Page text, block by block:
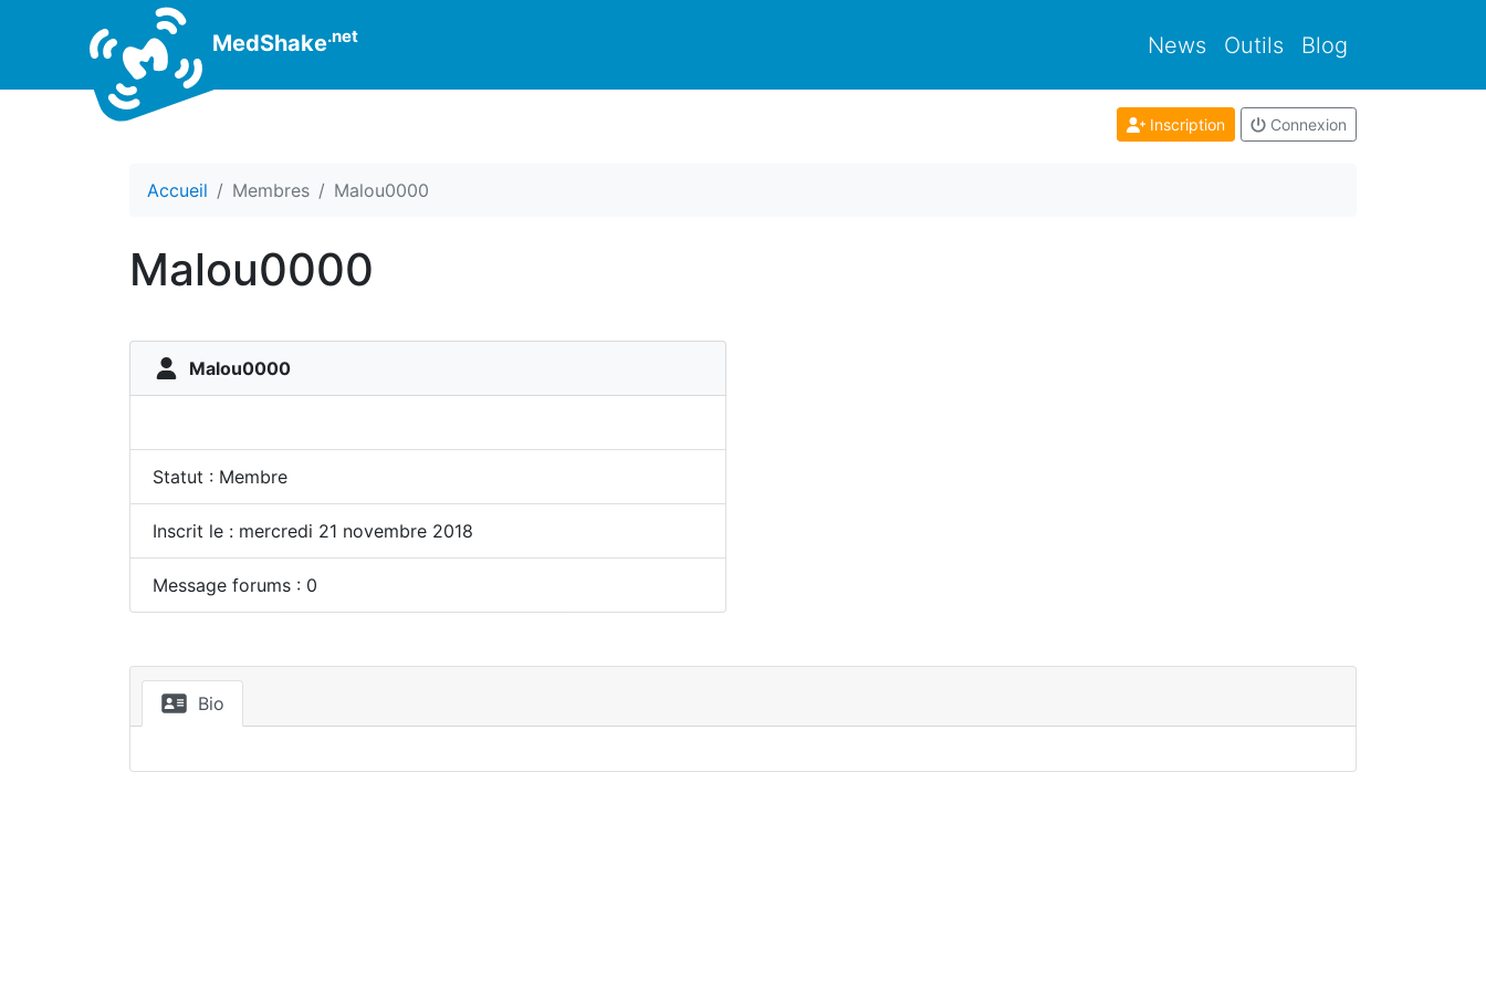
MedShake.net News Outils Blog
Inscription Connexion
Accueil Membres Malou0000
Malou0000
Malou0000
Statut : Membre
Inscrit le : mercredi 21 novembre 2018
Message forums : 0
Bio